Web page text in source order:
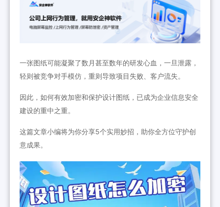
一张图纸可能凝聚了数月甚至数年的研发心血，一旦泄露，
轻则被竞争对手模仿，重则导致项目失败、客户流失。
因此，如何有效加密和保护设计图纸，已成为企业信息安全
建设的重中之重。
这篇文章小编将为你分享5个实用妙招，助你全方位守护创
意成果。